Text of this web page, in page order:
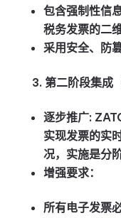
包含强制性信
税务发票的二维
采用安全、防
第二阶段集成
逐步推广:
实现发票的实
况，实施是分
增强要求：
所有电子发票